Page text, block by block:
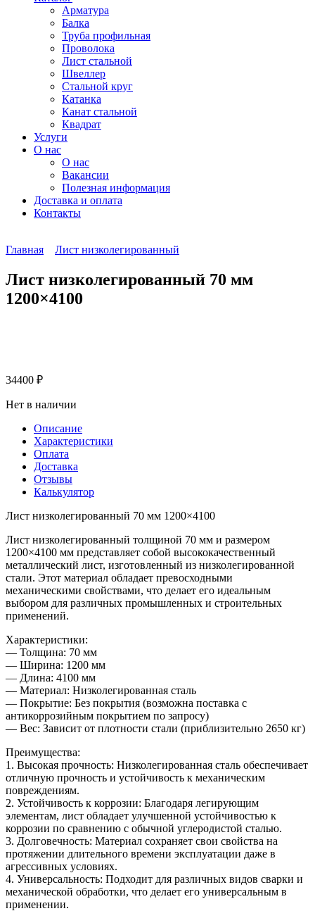
Арматура
Балка
Труба профильная
Проволока
Лист стальной
Швеллер
Стальной круг
Катанка
Канат стальной
Квадрат
Услуги
О нас
О нас
Вакансии
Полезная информация
Доставка и оплата
Контакты
Главная Лист низколегированный
Лист низколегированный 70 мм
1200×4100
34400 ₽
Нет в наличии
Описание
Характеристики
Оплата
Доставка
Отзывы
Калькулятор
Лист низколегированный 70 мм 1200×4100
Лист низколегированный толщиной 70 мм и размером
1200×4100 мм представляет собой высококачественный
металлический лист, изготовленный из низколегированной
стали. Этот материал обладает превосходными
механическими свойствами, что делает его идеальным
выбором для различных промышленных и строительных
применений.
Характеристики:
— Толщина: 70 мм
— Ширина: 1200 мм
— Длина: 4100 мм
— Материал: Низколегированная сталь
— Покрытие: Без покрытия (возможна поставка с
антикоррозийным покрытием по запросу)
— Вес: Зависит от плотности стали (приблизительно 2650 кг)
Преимущества:
1. Высокая прочность: Низколегированная сталь обеспечивает
отличную прочность и устойчивость к механическим
повреждениям.
2. Устойчивость к коррозии: Благодаря легирующим
элементам, лист обладает улучшенной устойчивостью к
коррозии по сравнению с обычной углеродистой сталью.
3. Долговечность: Материал сохраняет свои свойства на
протяжении длительного времени эксплуатации даже в
агрессивных условиях.
4. Универсальность: Подходит для различных видов сварки и
механической обработки, что делает его универсальным в
применении.